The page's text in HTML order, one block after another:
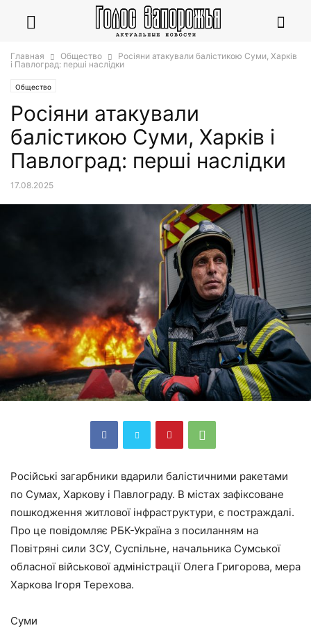
Главная Общество
Росіяни атакували балістикою Суми, Харків
і Павлоград: перші наслідки
Общество
Росіяни атакували
балістикою Суми, Харків і
Павлоград: перші наслідки
17.08.2025
Російські загарбники вдарили балістичними ракетами
по Сумах, Харкову і Павлограду. В містах зафіксоване
пошкодження житлової інфраструктури, є постраждалі.
Про це повідомляє РБК-Україна з посиланням на
Повітряні сили ЗСУ, Суспільне, начальника Сумської
обласної військової адміністрації Олега Григорова, мера
Харкова Ігоря Терехова.
Суми